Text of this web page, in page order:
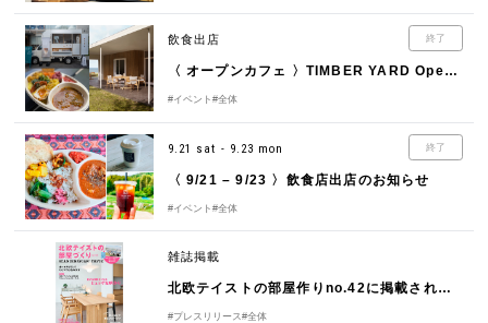
終了
飲食出店
〈 オープンカフェ 〉TIMBER YARD Open Café
#イベント #全体
終了
9.21 sat - 9.23 mon
〈 9/21 – 9/23 〉飲食店出店のお知らせ
#イベント #全体
雑誌掲載
北欧テイストの部屋作りno.42に掲載されました
#プレスリリース#全体